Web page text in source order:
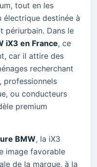
tout en les
destinée à
périurbain. Dans le
iX3 en France, ce
car il attire des
recherchant
professionnels
ou conducteurs
premium
BMW, la iX3
image favorable
de la marque, à la